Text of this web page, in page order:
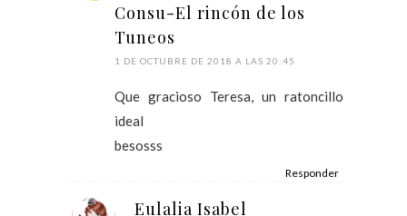
Consu-El rincón de los
Tuneos
1 DE OCTUBRE DE 2018 A LAS 20:45
Que gracioso Teresa, un ratoncillo
ideal
besosss
Responder
Eulalia Isabel